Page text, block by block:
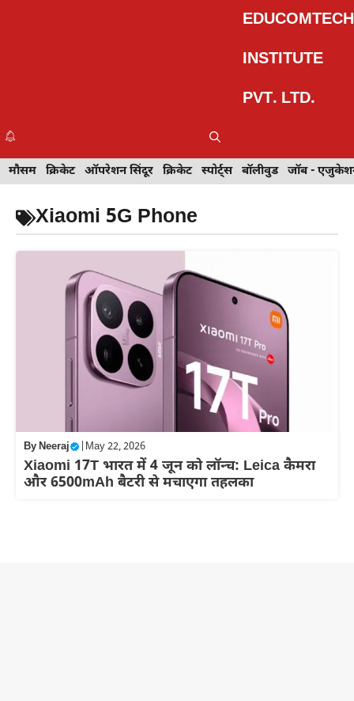
EDUCOMTECH
INSTITUTE
PVT. LTD.
इवेंट
खेल मेहंदी डिज़ाइन टेक्नोलॉजी ट्रेवल बॉलीवुड जॉब - एजुकेशन
मौसम क्रिकेट ऑपरेशन सिंदूर क्रिकेट स्पोर्ट्स बॉलीवुड जॉब -
Xiaomi 5G Phone
ByNeeraj May 22, 2026
Xiaomi 17T भारत में 4 जून को लॉन्च: Leica कैमरा
और 6500mAh बैटरी से मचाएगा तहलका